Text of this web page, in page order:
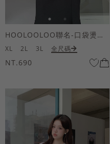
HOOLOOLOO聯名-口袋燙金KUKU熊短袖上衣
XL 2L 3L 全尺碼
NT.690